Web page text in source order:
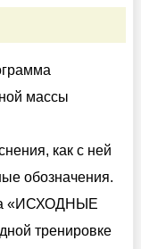
массы
как с ней
обозначения.
«ИСХОДНЫЕ
тренировке